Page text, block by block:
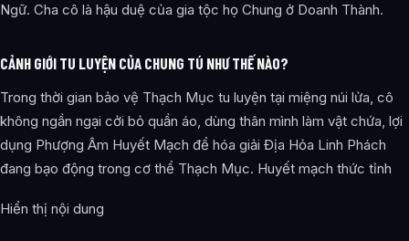
Ngữ. Cha cô là hậu duệ của gia tộc họ Chung ở Doanh Thành.
CẢNH GIỚI TU LUYỆN CỦA CHUNG TÚ NHƯ THẾ NÀO?
Trong thời gian bảo vệ Thạch Mục tu luyện tại miệng núi lửa, cô
không ngần ngại cởi bỏ quần áo, dùng thân mình làm vật chứa, lợi
dụng Phượng Âm Huyết Mạch để hóa giải Địa Hỏa Linh Phách
đang bạo động trong cơ thể Thạch Mục. Huyết mạch thức tỉnh
Hiển thị nội dung